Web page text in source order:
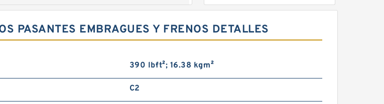
42VC1200 104686 Eaton
de bloqueo axial
PASANTES EMBRAGUES Y FRENOS DETALLES
390 lb·ft²; 16.38 kg·m²
C2